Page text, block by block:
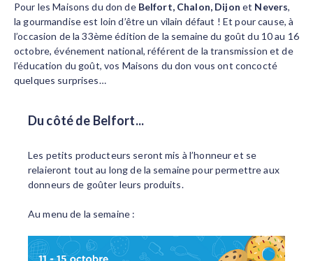
Pour les Maisons du don de Belfort, Chalon, Dijonet Nevers,
la gourmandise est loin d’être un vilain défaut ! Et pour cause, à
l’occasion de la 33ème édition de la semaine du goût du 10 au 16
octobre, événement national, référent de la transmission et de
l’éducation du goût, vos Maisons du don vous ont concocté
quelques surprises…
Du côté de Belfort...
Les petits producteurs seront mis à l’honneur et se
relaieront tout au long de la semaine pour permettre aux
donneurs de goûter leurs produits.
Au menu de la semaine :